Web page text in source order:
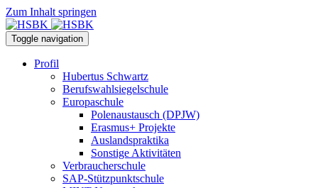
Zum Inhalt springen
Toggle navigation
Profil
Hubertus Schwartz
Berufswahlsiegelschule
Europaschule
Polenaustausch (DPJW)
Erasmus+ Projekte
Auslandspraktika
Sonstige Aktivitäten
Verbraucherschule
SAP-Stützpunktschule